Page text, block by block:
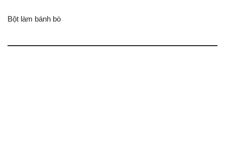
Bột làm bánh bò